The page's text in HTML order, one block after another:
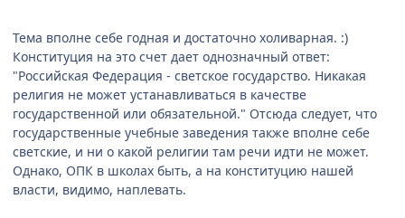
Тема вполне себе годная и достаточно холиварная. :)
Конституция на это счет дает однозначный ответ:
"Российская Федерация - светское государство. Никакая
религия не может устанавливаться в качестве
государственной или обязательной." Отсюда следует, что
государственные учебные заведения также вполне себе
светские, и ни о какой религии там речи идти не может.
Однако, ОПК в школах быть, а на конституцию нашей
власти, видимо, наплевать.